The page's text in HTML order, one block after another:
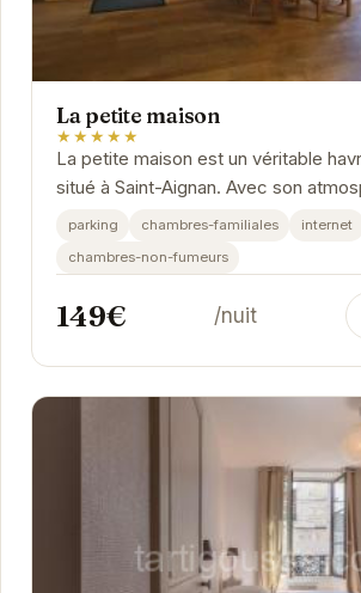
La petite maison
★★★★★
La petite maison est un véritable
situé à Saint-Aignan. Avec son
chaleureuse et ses équipements
parking chambres-familiales
internet
chambres-non-fumeurs
149€ /nuit